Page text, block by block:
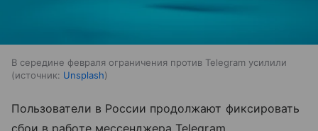
В середине февраля ограничения против Telegram усилили
источник: Unsplash
Пользователи в России продолжают фиксировать
сбои в работе мессенджера Telegram.